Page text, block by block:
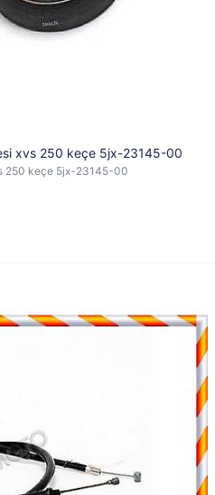
xvs 250 keçe 5jx-23145-00
250 keçe 5jx-23145-00